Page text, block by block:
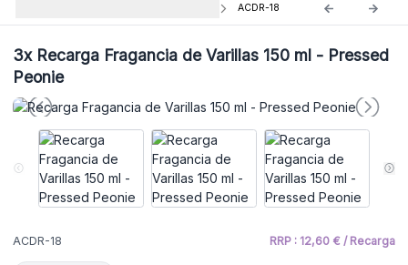
ACDR-18
3xRecarga Fragancia de Varillas 150 ml - Pressed
Peonie
ACDR-18 RRP : 12,60 € / Recarga